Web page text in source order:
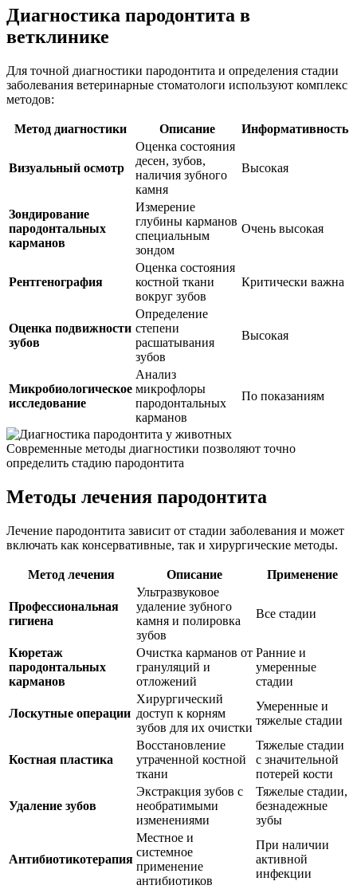
Диагностика пародонтита в
ветклинике
Для точной диагностики пародонтита и определения стадии
заболевания ветеринарные стоматологи используют комплекс
методов:
Метод диагностики Описание Информативность
Визуальный осмотр
Оценка состояния
десен, зубов,
наличия зубного
камня
Высокая
Зондирование
пародонтальных
карманов
Измерение
глубины карманов
специальным
зондом
Очень высокая
Рентгенография
Оценка состояния
костной ткани
вокруг зубов
Критически важна
Оценка подвижности
зубов
Определение
степени
расшатывания
зубов
Высокая
Микробиологическое
исследование
Анализ
микрофлоры
пародонтальных
карманов
По показаниям
Современные методы диагностики позволяют точно
определить стадию пародонтита
Методы лечения пародонтита
Лечение пародонтита зависит от стадии заболевания и может
включать как консервативные, так и хирургические методы.
Метод лечения Описание Применение
Профессиональная
гигиена
Ультразвуковое
удаление зубного
камня и полировка
зубов
Все стадии
Кюретаж
пародонтальных
карманов
Очистка карманов от
грануляций и
отложений
Ранние и
умеренные
стадии
Лоскутные операции
Хирургический
доступ к корням
зубов для их очистки
Умеренные и
тяжелые стадии
Костная пластика
Восстановление
утраченной костной
ткани
Тяжелые стадии
с значительной
потерей кости
Удаление зубов
Экстракция зубов с
необратимыми
изменениями
Тяжелые стадии,
безнадежные
зубы
Антибиотикотерапия
Местное и
системное
применение
антибиотиков
При наличии
активной
инфекции